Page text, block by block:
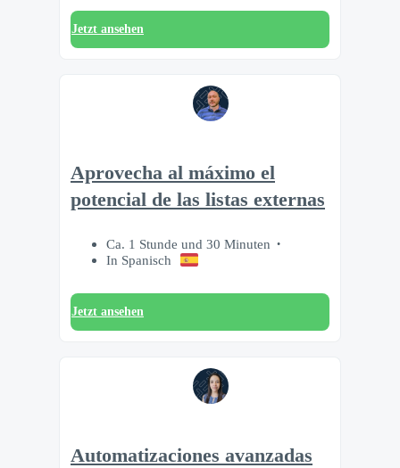
Jetzt ansehen
Aprovecha al máximo el
potencial de las listas externas
Ca. 1 Stunde und 30 Minuten
In Spanisch
Jetzt ansehen
Automatizaciones avanzadas